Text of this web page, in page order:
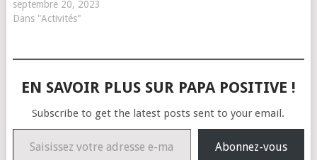
septembre 20, 2023
Dans "Activités"
EN SAVOIR PLUS SUR PAPA POSITIVE !
Subscribe to get the latest posts sent to your email.
Saisissez votre adresse e-mail…
Abonnez-vous